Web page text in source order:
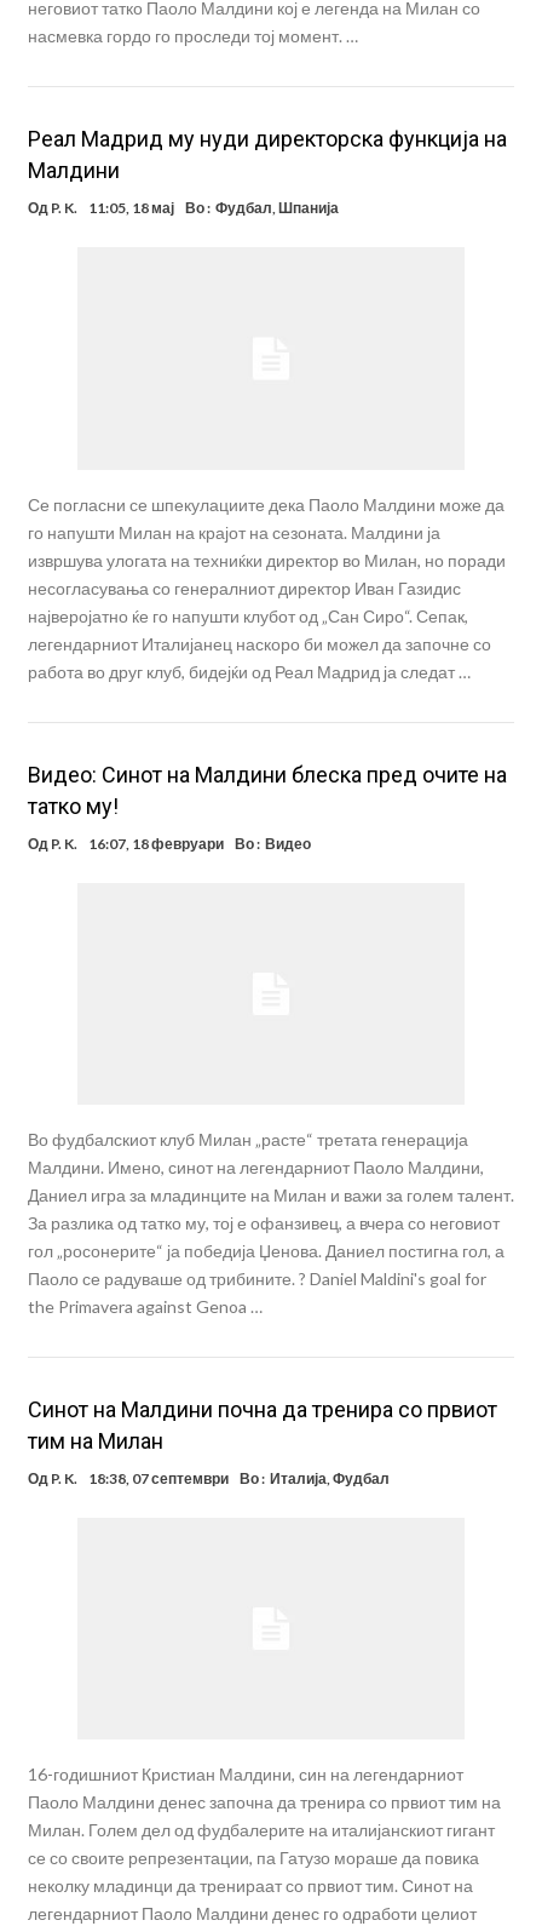
неговиот татко Паоло Малдини кој е легенда на Милан со
насмевка гордо го проследи тој момент. …
Реал Мадрид му нуди директорска функција на
Малдини
Од P. K. 11:05, 18 мај Во : Фудбал,Шпанија
Се погласни се шпекулациите дека Паоло Малдини може да
го напушти Милан на крајот на сезоната. Малдини ја
извршува улогата на техниќки директор во Милан, но поради
несогласувања со генералниот директор Иван Газидис
најверојатно ќе го напушти клубот од „Сан Сиро“. Сепак,
легендарниот Италијанец наскоро би можел да започне со
работа во друг клуб, бидејќи од Реал Мадрид ја следат …
Видео: Синот на Малдини блеска пред очите на
татко му!
Од P. K. 16:07, 18 февруари Во : Видео
Во фудбалскиот клуб Милан „расте“ третата генерација
Малдини. Имено, синот на легендарниот Паоло Малдини,
Даниел игра за младинците на Милан и важи за голем талент.
За разлика од татко му, тој е офанзивец, а вчера со неговиот
гол „росонерите“ ја победија Џенова. Даниел постигна гол, а
Паоло се радуваше од трибините. ? Daniel Maldini's goal for
the Primavera against Genoa …
Синот на Малдини почна да тренира со првиот
тим на Милан
Од P. K. 18:38, 07 септември Во : Италија,Фудбал
16-годишниот Кристиан Малдини, син на легендарниот
Паоло Малдини денес започна да тренира со првиот тим на
Милан. Голем дел од фудбалерите на италијанскиот гигант
се со своите репрезентации, па Гатузо мораше да повика
неколку младинци да тренираат со првиот тим. Синот на
легендарниот Паоло Малдини денес го одработи целиот